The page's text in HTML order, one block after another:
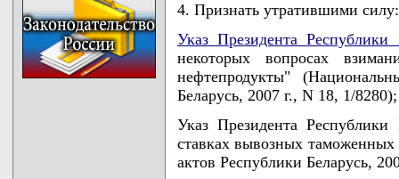
4. Признать утратившими силу:
Указ Президента Республики
некоторых вопросах
нефтепродукты"
Беларусь, 2007 г., N 18, 1/8280);
Указ Президента
ставках вывозных
актов Республики Беларусь,